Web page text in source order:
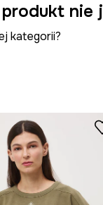
nie
kategorii?